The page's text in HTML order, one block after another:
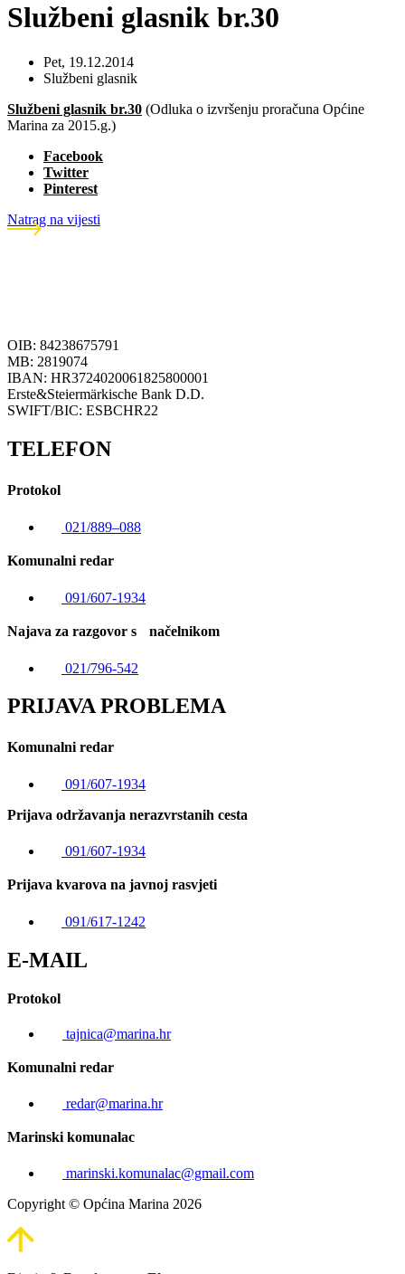
Službeni glasnik br.30
Pet, 19.12.2014
Službeni glasnik
Službeni glasnik br.30 (Odluka o izvršenju proračuna Općine
Marina za 2015.g.)
Facebook
Twitter
Pinterest
Natrag na vijesti
OIB: 84238675791
MB: 2819074
IBAN: HR3724020061825800001
Erste&Steiermärkische Bank D.D.
SWIFT/BIC: ESBCHR22
TELEFON
Protokol
021/889–088
Komunalni redar
091/607-1934
Najava za razgovor s načelnikom
021/796-542
PRIJAVA PROBLEMA
Komunalni redar
091/607-1934
Prijava održavanja nerazvrstanih cesta
091/607-1934
Prijava kvarova na javnoj rasvjeti
091/617-1242
E-MAIL
Protokol
tajnica@marina.hr
Komunalni redar
redar@marina.hr
Marinski komunalac
marinski.komunalac@gmail.com
Copyright © Općina Marina 2026